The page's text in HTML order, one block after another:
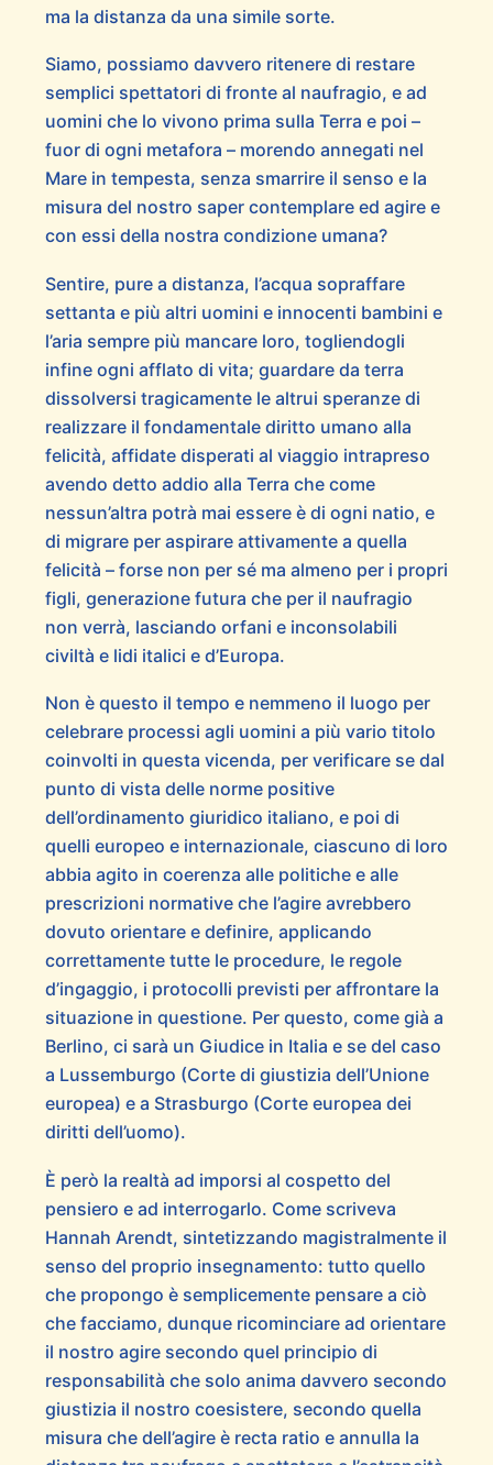
ma la distanza da una simile sorte.
Siamo, possiamo davvero ritenere di restare
semplici spettatori di fronte al naufragio, e ad
uomini che lo vivono prima sulla Terra e poi –
fuor di ogni metafora – morendo annegati nel
Mare in tempesta, senza smarrire il senso e la
misura del nostro saper contemplare ed agire e
con essi della nostra condizione umana?
Sentire, pure a distanza, l’acqua sopraffare
settanta e più altri uomini e innocenti bambini e
l’aria sempre più mancare loro, togliendogli
infine ogni afflato di vita; guardare da terra
dissolversi tragicamente le altrui speranze di
realizzare il fondamentale diritto umano alla
felicità, affidate disperati al viaggio intrapreso
avendo detto addio alla Terra che come
nessun’altra potrà mai essere è di ogni natio, e
di migrare per aspirare attivamente a quella
felicità – forse non per sé ma almeno per i propri
figli, generazione futura che per il naufragio
non verrà, lasciando orfani e inconsolabili
civiltà e lidi italici e d’Europa.
Non è questo il tempo e nemmeno il luogo per
celebrare processi agli uomini a più vario titolo
coinvolti in questa vicenda, per verificare se dal
punto di vista delle norme positive
dell’ordinamento giuridico italiano, e poi di
quelli europeo e internazionale, ciascuno di loro
abbia agito in coerenza alle politiche e alle
prescrizioni normative che l’agire avrebbero
dovuto orientare e definire, applicando
correttamente tutte le procedure, le regole
d’ingaggio, i protocolli previsti per affrontare la
situazione in questione. Per questo, come già a
Berlino, ci sarà un Giudice in Italia e se del caso
a Lussemburgo (Corte di giustizia dell’Unione
europea) e a Strasburgo (Corte europea dei
diritti dell’uomo).
Ѐ però la realtà ad imporsi al cospetto del
pensiero e ad interrogarlo. Come scriveva
Hannah Arendt, sintetizzando magistralmente il
senso del proprio insegnamento: tutto quello
che propongo è semplicemente pensare a ciò
che facciamo, dunque ricominciare ad orientare
il nostro agire secondo quel principio di
responsabilità che solo anima davvero secondo
giustizia il nostro coesistere, secondo quella
misura che dell’agire è recta ratio e annulla la